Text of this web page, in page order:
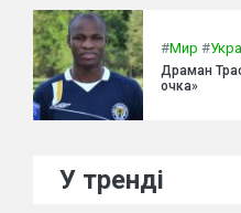
#Мир #
Драман
очка»
У тренді